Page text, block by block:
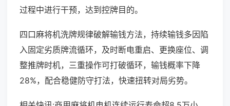
过程中进行干预，达到控牌目的。
四口麻将机洗牌规律破解输钱方法，持续输钱多因陷
入固定劣质牌流循环，及时断电重启、更换座位、调
整推牌时机，三重操作可打破循环，输钱概率下降
28%，配合稳健防守打法，快速扭转对局劣势。